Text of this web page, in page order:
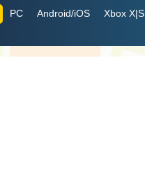
PC Android/iOS Xbox X|S